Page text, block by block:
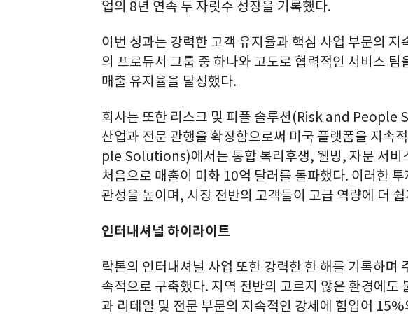
업의 8년 연속 두 자릿수 성장을 기록했다.
이번 성과는 강력한 고객 유지율과 핵심 사업 부문의
의 프로듀서 그룹 중 하나와 고도로 협력적인 서비스
매출 유지율을 달성했다.
회사는 또한 리스크 및 피플 솔루션(Risk and People
산업과 전문 관행을 확장함으로써 미국 플랫폼을 지속
ple Solutions)에서는 통합 복리후생, 웰빙, 자문 서비
처음으로 매출이 미화 10억 달러를 돌파했다. 이러한
관성을 높이며, 시장 전반의 고객들이 고급 역량에 더
인터내셔널 하이라이트
락톤의 인터내셔널 사업 또한 강력한 한 해를 기록하며
속적으로 구축했다. 지역 전반의 고르지 않은 환경에
과 리테일 및 전문 부문의 지속적인 강세에 힘입어